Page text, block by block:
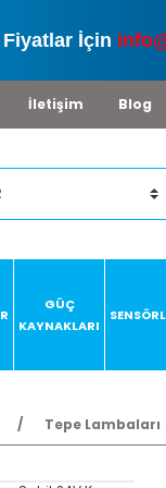
Fiyatlar İçin
İletişim Blog
GÜÇ
KAYNAKLARI
Tepe Lambaları